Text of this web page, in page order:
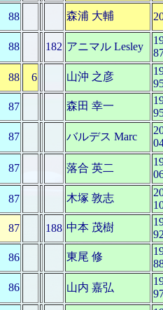
88 森浦 大輔
88 182 アニマル Lesley
88 6 山沖 之彦
87 森田 幸一
87 バルデス Marc
87 落合 英二
87 木塚 敦志
87 188 中本 茂樹
86 東尾 修
86 山内 嘉弘